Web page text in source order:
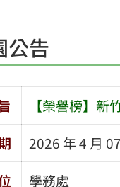
公告
【榮譽榜】
2026 年 4 月
學務處